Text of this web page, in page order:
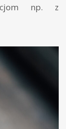
np. z